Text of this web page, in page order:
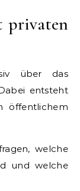
privaten
über das
entsteht
öffentlichem
welche
und welche